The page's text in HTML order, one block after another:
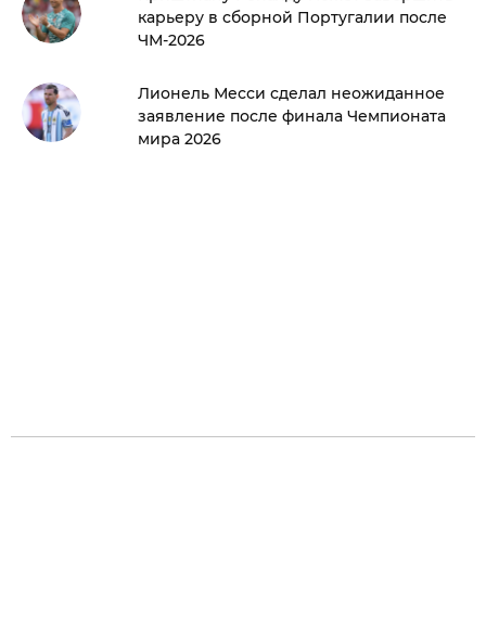
карьеру в сборной Португалии после
ЧМ-2026
Лионель Месси сделал неожиданное
заявление после финала Чемпионата
мира 2026